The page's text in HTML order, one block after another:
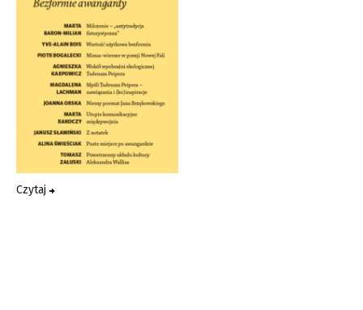
Czytaj